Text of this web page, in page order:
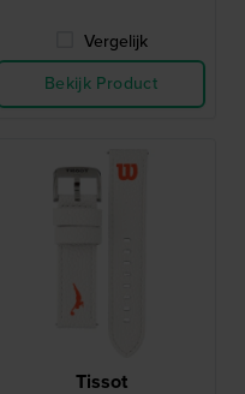
Vergelijk
Bekijk Product
Tissot